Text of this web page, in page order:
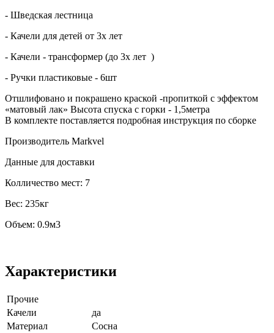
- Шведская лестница
- Качели для детей от 3х лет
- Качели - трансформер (до 3х лет )
- Ручки пластиковые - 6шт
Отшлифовано и покрашено краской -пропиткой с эффектом
«матовый лак» Высота спуска с горки - 1,5метра
В комплекте поставляется подробная инструкция по сборке
Производитель Markvel
Данные для доставки
Колличество мест: 7
Вес: 235кг
Объем: 0.9м3
Характеристики
Прочие
Качели
да
Материал
Сосна